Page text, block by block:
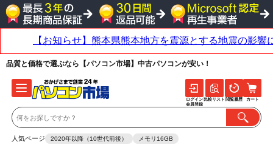
品質と価格で選ぶなら【パソコン市場】中古パソコンが安い！
人気ページ 2020年以降（10世代前後） メモリ16GB
ログイン
会員登録
比較リスト 閲覧履歴 カート